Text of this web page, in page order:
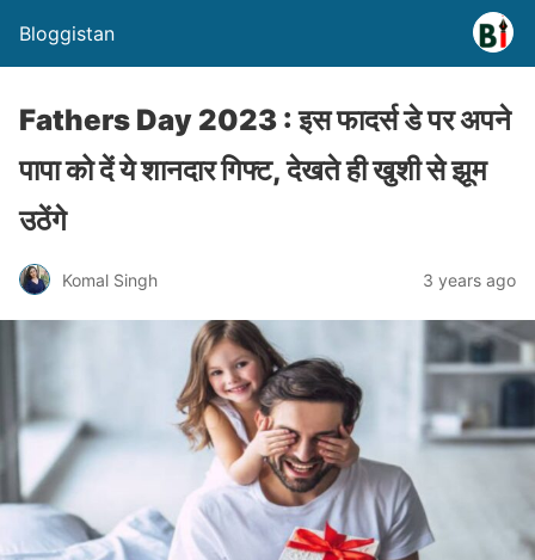
Bloggistan
Fathers Day 2023 : इस फादर्स डे पर अपने
पापा को दें ये शानदार गिफ्ट, देखते ही खुशी से झूम
उठेंगे
Komal Singh 3 years ago